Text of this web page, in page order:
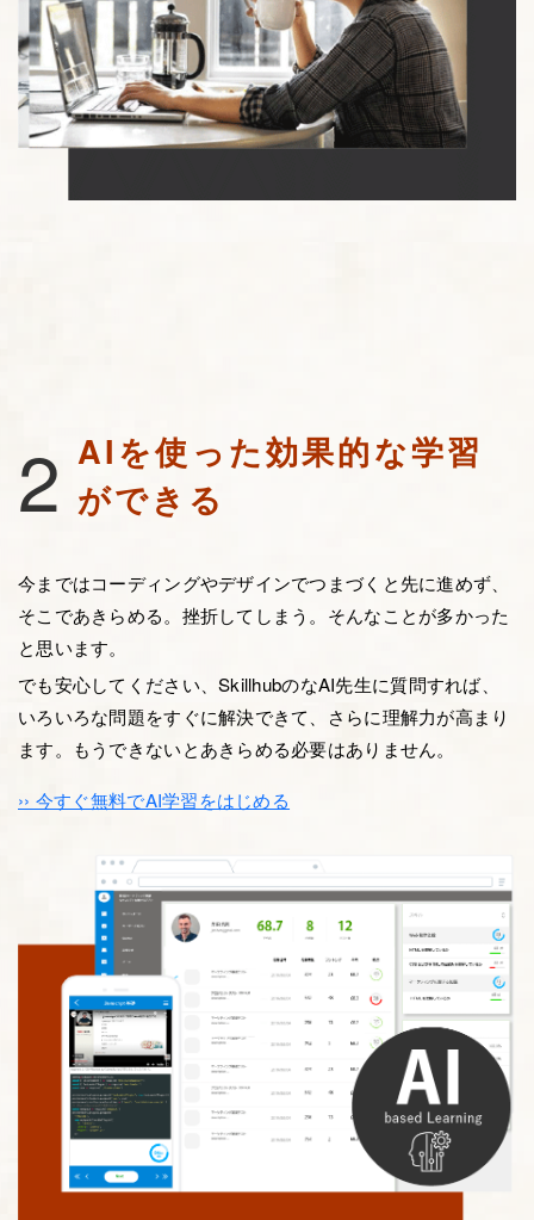
2 AIを使った効果的な学習
ができる
今まではコーディングやデザインでつまづくと先に進めず、
そこであきらめる。挫折してしまう。そんなことが多かった
と思います。
でも安心してください、SkillhubのなAI先生に質問すれば、
いろいろな問題をすぐに解決できて、さらに理解力が高まり
ます。もうできないとあきらめる必要はありません。
›› 今すぐ無料でAI学習をはじめる